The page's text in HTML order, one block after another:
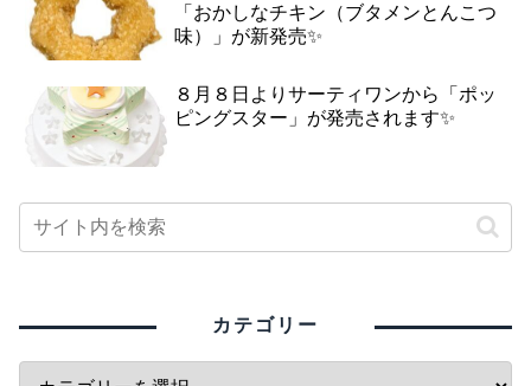
「おかしなチキン（ブタメンとんこつ
味）」が新発売✨
８月８日よりサーティワンから「ポッ
ピングスター」が発売されます✨
カテゴリー